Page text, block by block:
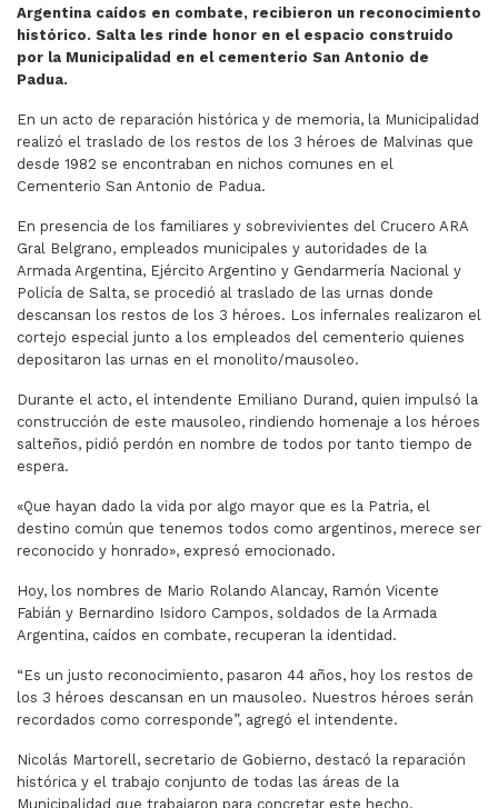
Argentina caídos en combate, recibieron un reconocimiento
histórico. Salta les rinde honor en el espacio construido
por la Municipalidad en el cementerio San Antonio de
Padua.
En un acto de reparación histórica y de memoria, la Municipalidad
realizó el traslado de los restos de los 3 héroes de Malvinas que
desde 1982 se encontraban en nichos comunes en el
Cementerio San Antonio de Padua.
En presencia de los familiares y sobrevivientes del Crucero ARA
Gral Belgrano, empleados municipales y autoridades de la
Armada Argentina, Ejército Argentino y Gendarmería Nacional y
Policía de Salta, se procedió al traslado de las urnas donde
descansan los restos de los 3 héroes. Los infernales realizaron el
cortejo especial junto a los empleados del cementerio quienes
depositaron las urnas en el monolito/mausoleo.
Durante el acto, el intendente Emiliano Durand, quien impulsó la
construcción de este mausoleo, rindiendo homenaje a los héroes
salteños, pidió perdón en nombre de todos por tanto tiempo de
espera.
«Que hayan dado la vida por algo mayor que es la Patria, el
destino común que tenemos todos como argentinos, merece ser
reconocido y honrado», expresó emocionado.
Hoy, los nombres de Mario Rolando Alancay, Ramón Vicente
Fabián y Bernardino Isidoro Campos, soldados de la Armada
Argentina, caídos en combate, recuperan la identidad.
“Es un justo reconocimiento, pasaron 44 años, hoy los restos de
los 3 héroes descansan en un mausoleo. Nuestros héroes serán
recordados como corresponde”, agregó el intendente.
Nicolás Martorell, secretario de Gobierno, destacó la reparación
histórica y el trabajo conjunto de todas las áreas de la
Municipalidad que trabajaron para concretar este hecho.